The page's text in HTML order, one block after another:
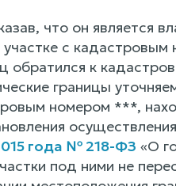
что он является
участке с
обратился к
границы
номером ***,
года № 218-ФЗ «О
под ними не